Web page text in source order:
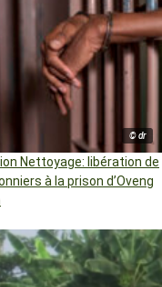
© dr
Nettoyage: libération de
à la prison d’Oveng